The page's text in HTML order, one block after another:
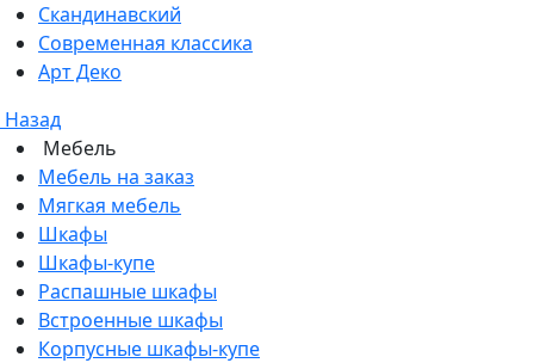
Скандинавский
Современная классика
Арт Деко
Назад
Мебель
Мебель на заказ
Мягкая мебель
Шкафы
Шкафы-купе
Распашные шкафы
Встроенные шкафы
Корпусные шкафы-купе